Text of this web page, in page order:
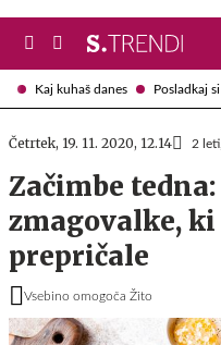
Kaj kuhaš danes Posladkaj
Četrtek, 19. 11. 2020, 12.14 2
Začimbe
zmagovalke,
prepričale
Vsebino omogoča Žito